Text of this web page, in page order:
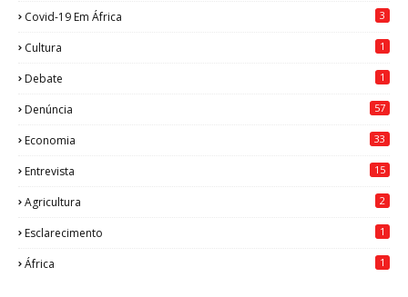
Covid-19 Em África 3
Cultura 1
Debate 1
Denúncia 57
Economia 33
Entrevista 15
Agricultura 2
Esclarecimento 1
África 1